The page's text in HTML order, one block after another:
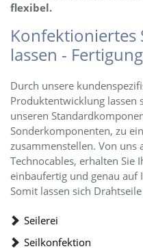
flexibel.
Konfektioniertes
lassen -
Durch unsere
Produktentwicklung lassen
unseren
Sonderkomponenten, zu
zusammenstellen. Von uns
Technocables, erhalten Sie
einbaufertig und genau
Somit lassen sich
Seilerei
Seilkonfektion